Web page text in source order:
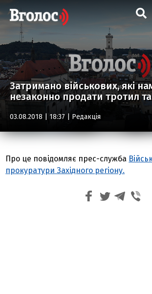
Затримано військових, які
незаконно продати тротил
03.08.2018 | 18:37 | Редакція
Про це повідомляє прес-служба
прокуратури Західного регіону.